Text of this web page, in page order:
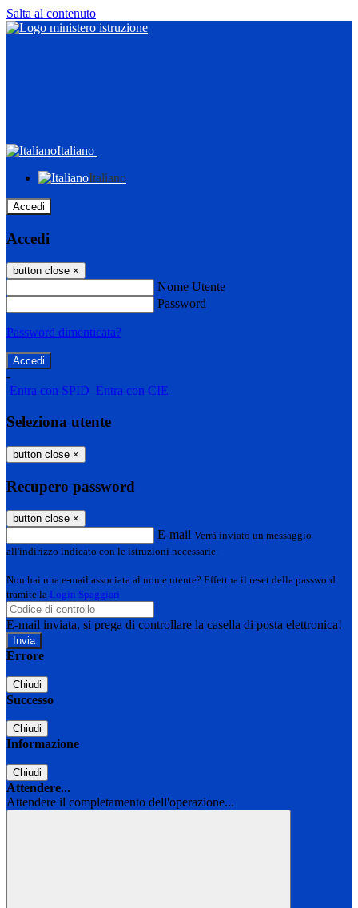
Salta al contenuto
Italiano
Italiano
Accedi
Accedi
button close ×
Nome Utente
Password
Password dimenticata?
-
Entra con SPID Entra con CIE
Seleziona utente
button close ×
Recupero password
button close ×
E-mail Verrà inviato un messaggio
all'indirizzo indicato con le istruzioni necessarie.
Non hai una e-mail associata al nome utente? Effettua il reset della password
tramite la Login Spaggiari
E-mail inviata, si prega di controllare la casella di posta elettronica!
Errore
Chiudi
Successo
Chiudi
Informazione
Chiudi
Attendere...
Attendere il completamento dell'operazione...